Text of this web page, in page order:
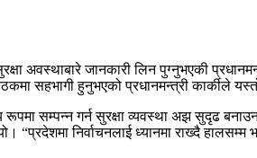
अवस्थाबारे जानकारी लिन पुग्नुभएकी
सहभागी हुनुभएको प्रधानमन्त्री कार्कीले
रूपमा सम्पन्न गर्न सुरक्षा व्यवस्था अझ सुदृढ
“प्रदेशमा निर्वाचनलाई ध्यानमा राख्दै